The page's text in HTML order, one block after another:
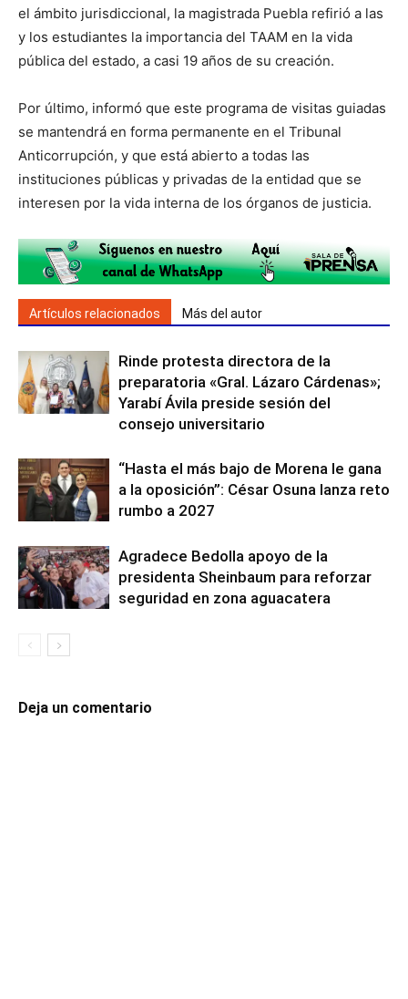
el ámbito jurisdiccional, la magistrada Puebla refirió a las
y los estudiantes la importancia del TAAM en la vida
pública del estado, a casi 19 años de su creación.
Por último, informó que este programa de visitas guiadas
se mantendrá en forma permanente en el Tribunal
Anticorrupción, y que está abierto a todas las
instituciones públicas y privadas de la entidad que se
interesen por la vida interna de los órganos de justicia.
Artículos relacionados Más del autor
Rinde protesta directora de la
preparatoria «Gral. Lázaro Cárdenas»;
Yarabí Ávila preside sesión del
consejo universitario
“Hasta el más bajo de Morena le gana
a la oposición”: César Osuna lanza reto
rumbo a 2027
Agradece Bedolla apoyo de la
presidenta Sheinbaum para reforzar
seguridad en zona aguacatera
Deja un comentario